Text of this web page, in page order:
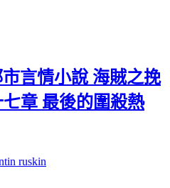
言情小說 海賊之挽
章 最後的圍殺熱
ruskin